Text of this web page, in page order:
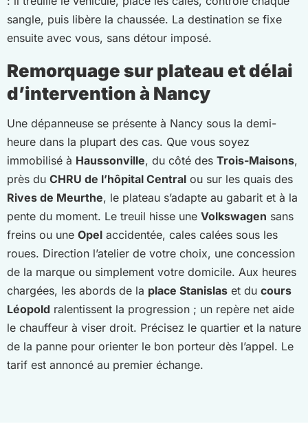
sangle, puis libère la chaussée. La destination se fixe
ensuite avec vous, sans détour imposé.
Remorquage sur plateau et délai
d’intervention à Nancy
Une dépanneuse se présente à Nancy sous la demi-
heure dans la plupart des cas. Que vous soyez
immobilisé à Haussonville, du côté des Trois-Maisons,
près du CHRU de l’hôpital Central ou sur les quais des
Rives de Meurthe, le plateau s’adapte au gabarit et à la
pente du moment. Le treuil hisse une Volkswagen sans
freins ou une Opel accidentée, cales calées sous les
roues. Direction l’atelier de votre choix, une concession
de la marque ou simplement votre domicile. Aux heures
chargées, les abords de la place Stanislas et du cours
Léopold ralentissent la progression ; un repère net aide
le chauffeur à viser droit. Précisez le quartier et la nature
de la panne pour orienter le bon porteur dès l’appel. Le
tarif est annoncé au premier échange.